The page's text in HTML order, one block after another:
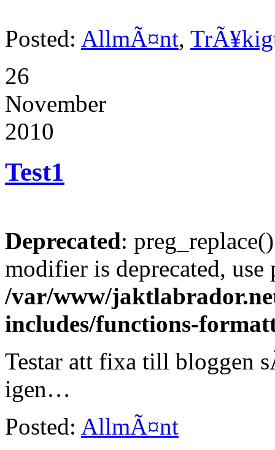
Posted: AllmÃ¤nt,
26
November
2010
Test1
Deprecated:
modifier is deprecated,
/var/www/
includes/functions-
Testar att fixa till bloggen
igen…
Posted: AllmÃ¤nt